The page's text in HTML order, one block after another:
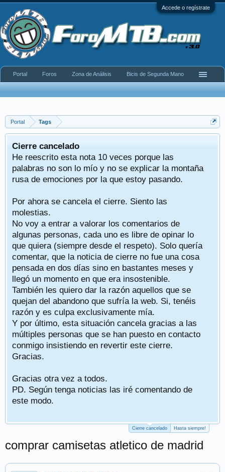
Accede o regístrate
Portal Tags
Cierre cancelado
He reescrito esta nota 10 veces porque las
palabras no son lo mío y no se explicar la montaña
rusa de emociones por la que estoy pasando.
Por ahora se cancela el cierre. Siento las
molestias.
No voy a entrar a valorar los comentarios de
algunas personas, cada uno es libre de opinar lo
que quiera (siempre desde el respeto). Solo quería
comentar, que la noticia de cierre no fue una cosa
pensada en dos días sino en bastantes meses y
llegó un momento en que era insostenible.
También les quiero dar la razón aquellos que se
quejan del abandono que sufría la web. Si, tenéis
razón y es culpa exclusivamente mía.
Y por último, esta situación cancela gracias a las
múltiples personas que se han puesto en contacto
conmigo insistiendo en revertir este cierre.
Gracias.
Gracias otra vez a todos.
PD. Según tenga noticias las iré comentando de
este modo.
Cierre cancelado Hasta siempre!
comprar camisetas atletico de madrid
Portal Foros Zona de Análisis Bicis de Segunda Mano